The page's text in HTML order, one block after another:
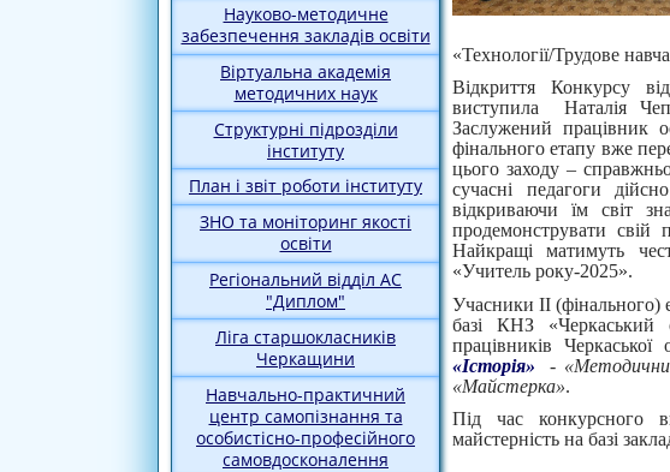
Науково-методичне
забезпечення закладів освіти
Віртуальна академія
методичних наук
Структурні підрозділи
інституту
План і звіт роботи інституту
ЗНО та моніторинг якості
освіти
Регіональний відділ АС
"Диплом"
Ліга старшокласників
Черкащини
Навчально-практичний
центр самопізнання та
особистісно-професійного
самовдосконалення
«Технології/Трудове
Відкриття Конкурсу
виступила Наталія
Заслужений працівник
фінального етапу вже
цього заходу –
сучасні педагоги
відкриваючи їм світ
продемонструвати свій
Найкращі матимуть
«Учитель року-2025».
Учасники ІІ
базі КНЗ «Черкаський
працівників
«Історія» -
«Майстерка».
Під час конкурсного
майстерність на базі